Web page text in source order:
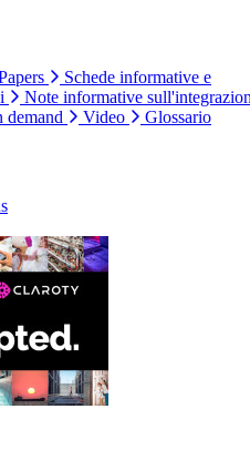
Schede informative e
Note informative
demand Video
Glossario